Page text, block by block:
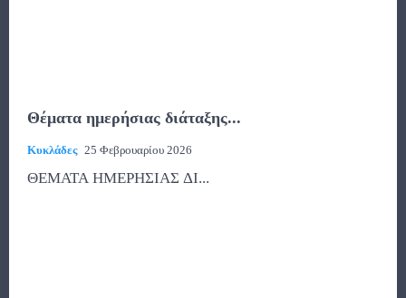
Θέματα ημερήσιας διάταξης...
Κυκλάδες 25 Φεβρουαρίου 2026
ΘΕΜΑΤΑ ΗΜΕΡΗΣΙΑΣ ΔΙ...